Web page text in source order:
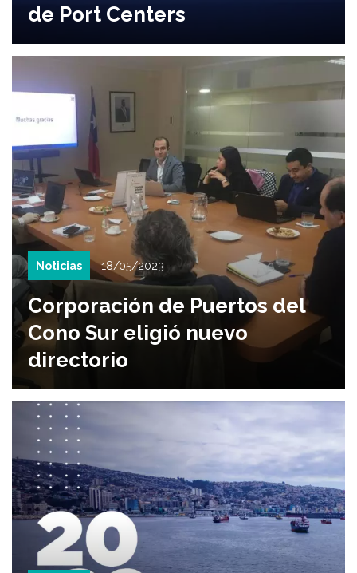
de Port Centers
Noticias 18/05/2023
Corporación de Puertos del
Cono Sur eligió nuevo
directorio